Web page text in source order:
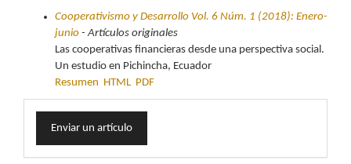
Cooperativismo y Desarrollo Vol. 6 Núm. 1 (2018): Enero-
junio - Artículos originales
Las cooperativas financieras desde una perspectiva social.
Un estudio en Pichincha, Ecuador
Resumen HTML PDF
Enviar
unEnviar un artículo